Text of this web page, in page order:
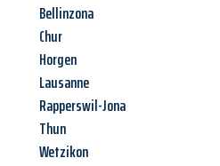
Bellinzona
Chur
Horgen
Lausanne
Rapperswil-Jona
Thun
Wetzikon